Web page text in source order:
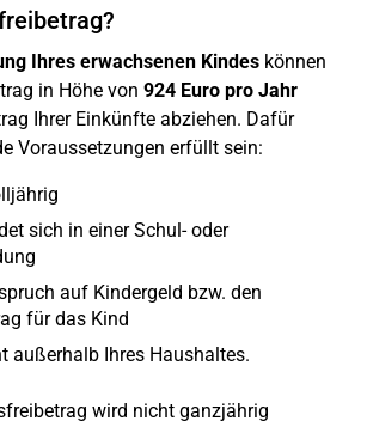
Ihres erwachsenen Kindes können
in Höhe von 924 Euro pro Jahr
Ihrer Einkünfte abziehen. Dafür
Voraussetzungen erfüllt sein:
sich in einer Schul- oder
auf Kindergeld bzw. den
für das Kind
außerhalb Ihres Haushaltes.
wird nicht ganzjährig